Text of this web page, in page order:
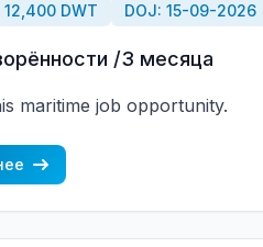
12,400 DWT DOJ: 15-09-2026
/3 месяца
maritime job opportunity.